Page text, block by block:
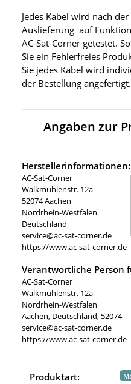
Jedes Kabel wird nach
Auslieferung auf
AC-Sat-Corner getestet.
Sie ein Fehlerfreies
Sie jedes Kabel wird
der Bestellung angefertigt.
Angaben zur
Herstellerinformationen:
AC-Sat-Corner
Walkmühlenstr. 12a
52074 Aachen
Nordrhein-Westfalen
Deutschland
service@ac-sat-corner.de
https://www.ac-sat-corner.de
Verantwortliche Person
AC-Sat-Corner
Walkmühlenstr. 12a
Nordrhein-Westfalen
Aachen, Deutschland, 52074
service@ac-sat-corner.de
https://www.ac-sat-corner.de
Produktart: